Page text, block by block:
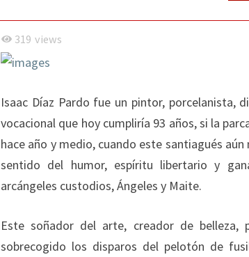
319 views
Isaac Díaz Pardo fue un pintor, porcelanista,
vocacional que hoy cumpliría 93 años, si la
hace año y medio, cuando este santiagués
sentido del humor, espíritu libertario y
arcángeles custodios, Ángeles y Maite.
Este soñador del arte, creador de belleza,
sobrecogido los disparos del pelotón de